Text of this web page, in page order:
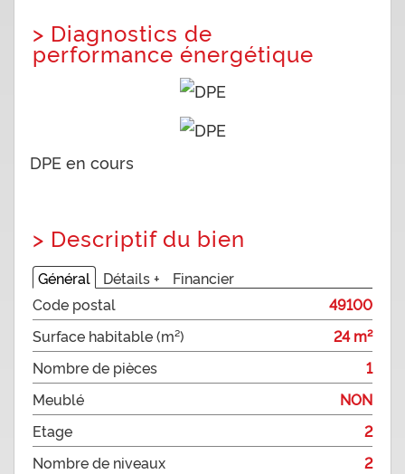
> Diagnostics de
performance énergétique
DPE en cours
> Descriptif du bien
Général Détails +
Financier
Code postal
49100
Surface habitable (m²)
24 m²
Nombre de pièces
1
Meublé
NON
Etage
2
Nombre de niveaux
2